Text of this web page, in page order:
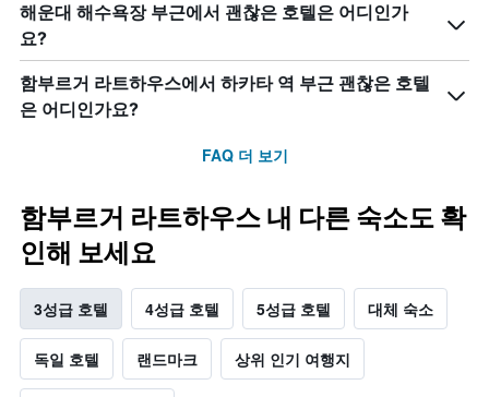
해운대 해수욕장 부근에서 괜찮은 호텔은 어디인가
요?
함부르거 라트하우스에서 하카타 역 부근 괜찮은 호텔
은 어디인가요?
FAQ 더 보기
함부르거 라트하우스 내 다른 숙소도 확
인해 보세요
3성급 호텔 4성급 호텔 5성급 호텔 대체 숙소
독일 호텔 랜드마크 상위 인기 여행지